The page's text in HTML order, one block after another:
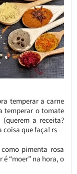
temperar a carne
temperar o tomate
a receita?
coisa que faça! rs
pimenta rosa
“moer” na hora, o